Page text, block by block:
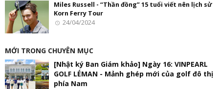
Miles Russell - “Thần đồng” 15 tuổi viết nên lịch sử
Korn Ferry Tour
24/04/2024
MỚI TRONG CHUYÊN MỤC
[Nhật ký Ban Giám khảo] Ngày 16: VINPEARL
GOLF LÉMAN - Mảnh ghép mới của golf đô thị
phía Nam